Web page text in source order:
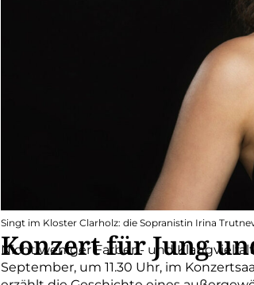
Singt im Kloster Clarholz: die Sopranistin Irina
Konzert für Jung
Nicht weniger Farben- und
September, um 11.30 Uhr, im